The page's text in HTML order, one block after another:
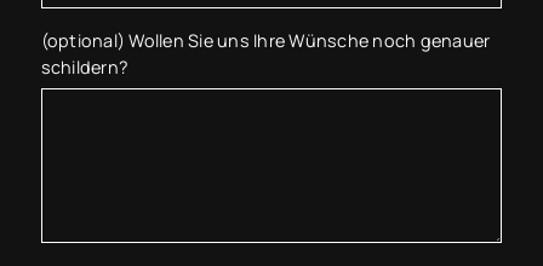
(optional) Wollen Sie uns Ihre Wünsche noch genauer
schildern?